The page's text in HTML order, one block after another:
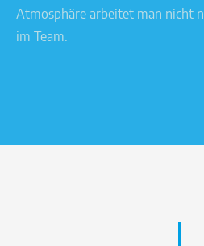
Atmosphäre arbeitet man nicht
im Team.